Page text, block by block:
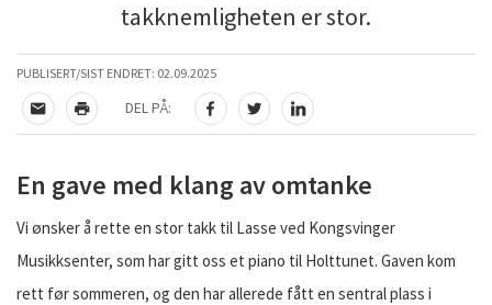
takknemligheten er stor.
PUBLISERT/SIST ENDRET: 02.09.2025
TIPS EN VENN
SKRIV UT
DEL PÅ:
DEL PÅ FACEBOOK
DEL PÅ TWITTER
DEL PÅ LINKEDIN
En gave med klang av omtanke
Vi ønsker å rette en stor takk til Lasse ved Kongsvinger
Musikksenter, som har gitt oss et piano til Holttunet. Gaven kom
rett før sommeren, og den har allerede fått en sentral plass i